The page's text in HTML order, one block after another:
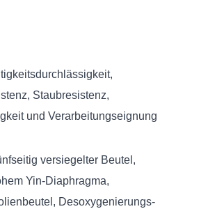
Staubresistenz,
und Verarbeitungseignung
versiegelter Beutel,
Yin-Diaphragma,
Desoxygenierungs-